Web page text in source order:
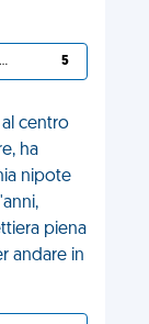
TE LA SEI CERCATA! 5
centro
ha
nipote
piena
andare in